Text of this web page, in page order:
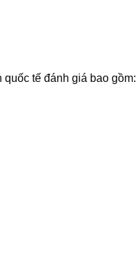
tế đánh giá bao gồm: